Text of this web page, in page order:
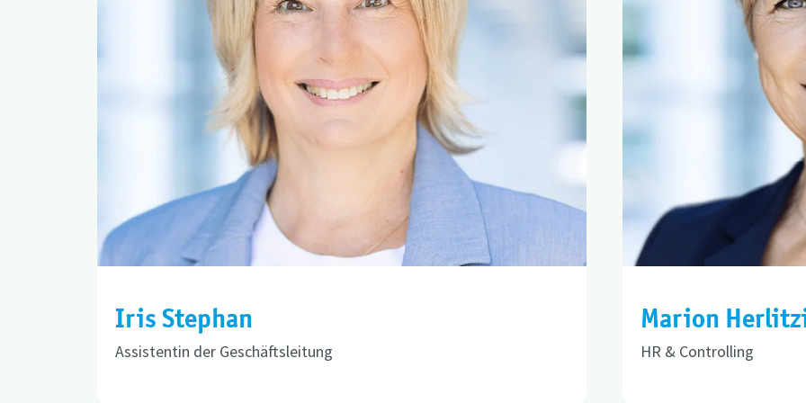
Iris Stephan
Assistentin der Geschäftsleitung
Marion
HR & Controlling